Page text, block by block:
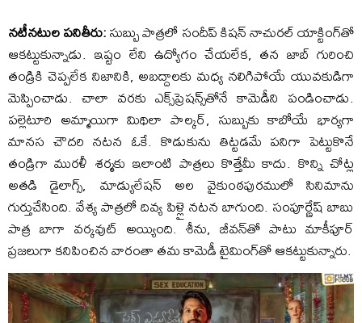
న‌టీన‌టుల ప‌నితీరు:సుబ్బు పాత్ర‌లో సందీప్ కిష‌న్ నాచుర‌ల్ యాక్టింగ్‌తో
ఆక‌ట్టుకున్నాడు. ఇష్టం లేని ఉద్యోగం చేయ‌లేక‌, త‌న జాబ్ గురించి
తండ్రికి చెప్ప‌లేక నిజానికి, అబ‌ద్దాల‌కు మ‌ధ్య న‌లిగిపోయే యువ‌కుడిగా
మెప్పించాడు. చాలా వ‌ర‌కు ఎక్స్‌ప్రెష‌న్స్‌తోనే కామెడీని పండించాడు.
ప‌ల్లెటూరి అమ్మాయిగా మిథిలా పాల్క‌ర్‌, సుబ్బుకు కాబోయే భార్య‌గా
మాన‌స చౌద‌రి న‌ట‌న ఓకే. కొడుకును తిట్ట‌డ‌మే ప‌నిగా పెట్టుకొనే
తండ్రిగా ముర‌ళీ శ‌ర్మ‌కు ఇలాంటి పాత్ర‌లు కొత్తేమీ కాదు. కొన్ని చోట్ల
అత‌డి డైలాగ్స్‌, మాడ్యులేష‌న్ అల వైకుంఠ‌పుర‌ములో సినిమాను
గుర్తుచేసింది. వేశ్య పాత్ర‌లో దివ్య పిళ్లై న‌ట‌న బాగుంది. సంపూర్ణేష్ బాబు
పాత్ర బాగా వ‌ర్క‌వుట్ అయ్యింది. శీను, జీవ‌న్‌తో పాటు మాకీపూర్
ప్ర‌జ‌లుగా క‌నిపించిన వారంతా త‌మ కామెడీ టైమింగ్‌తో ఆక‌ట్టుకున్నారు.